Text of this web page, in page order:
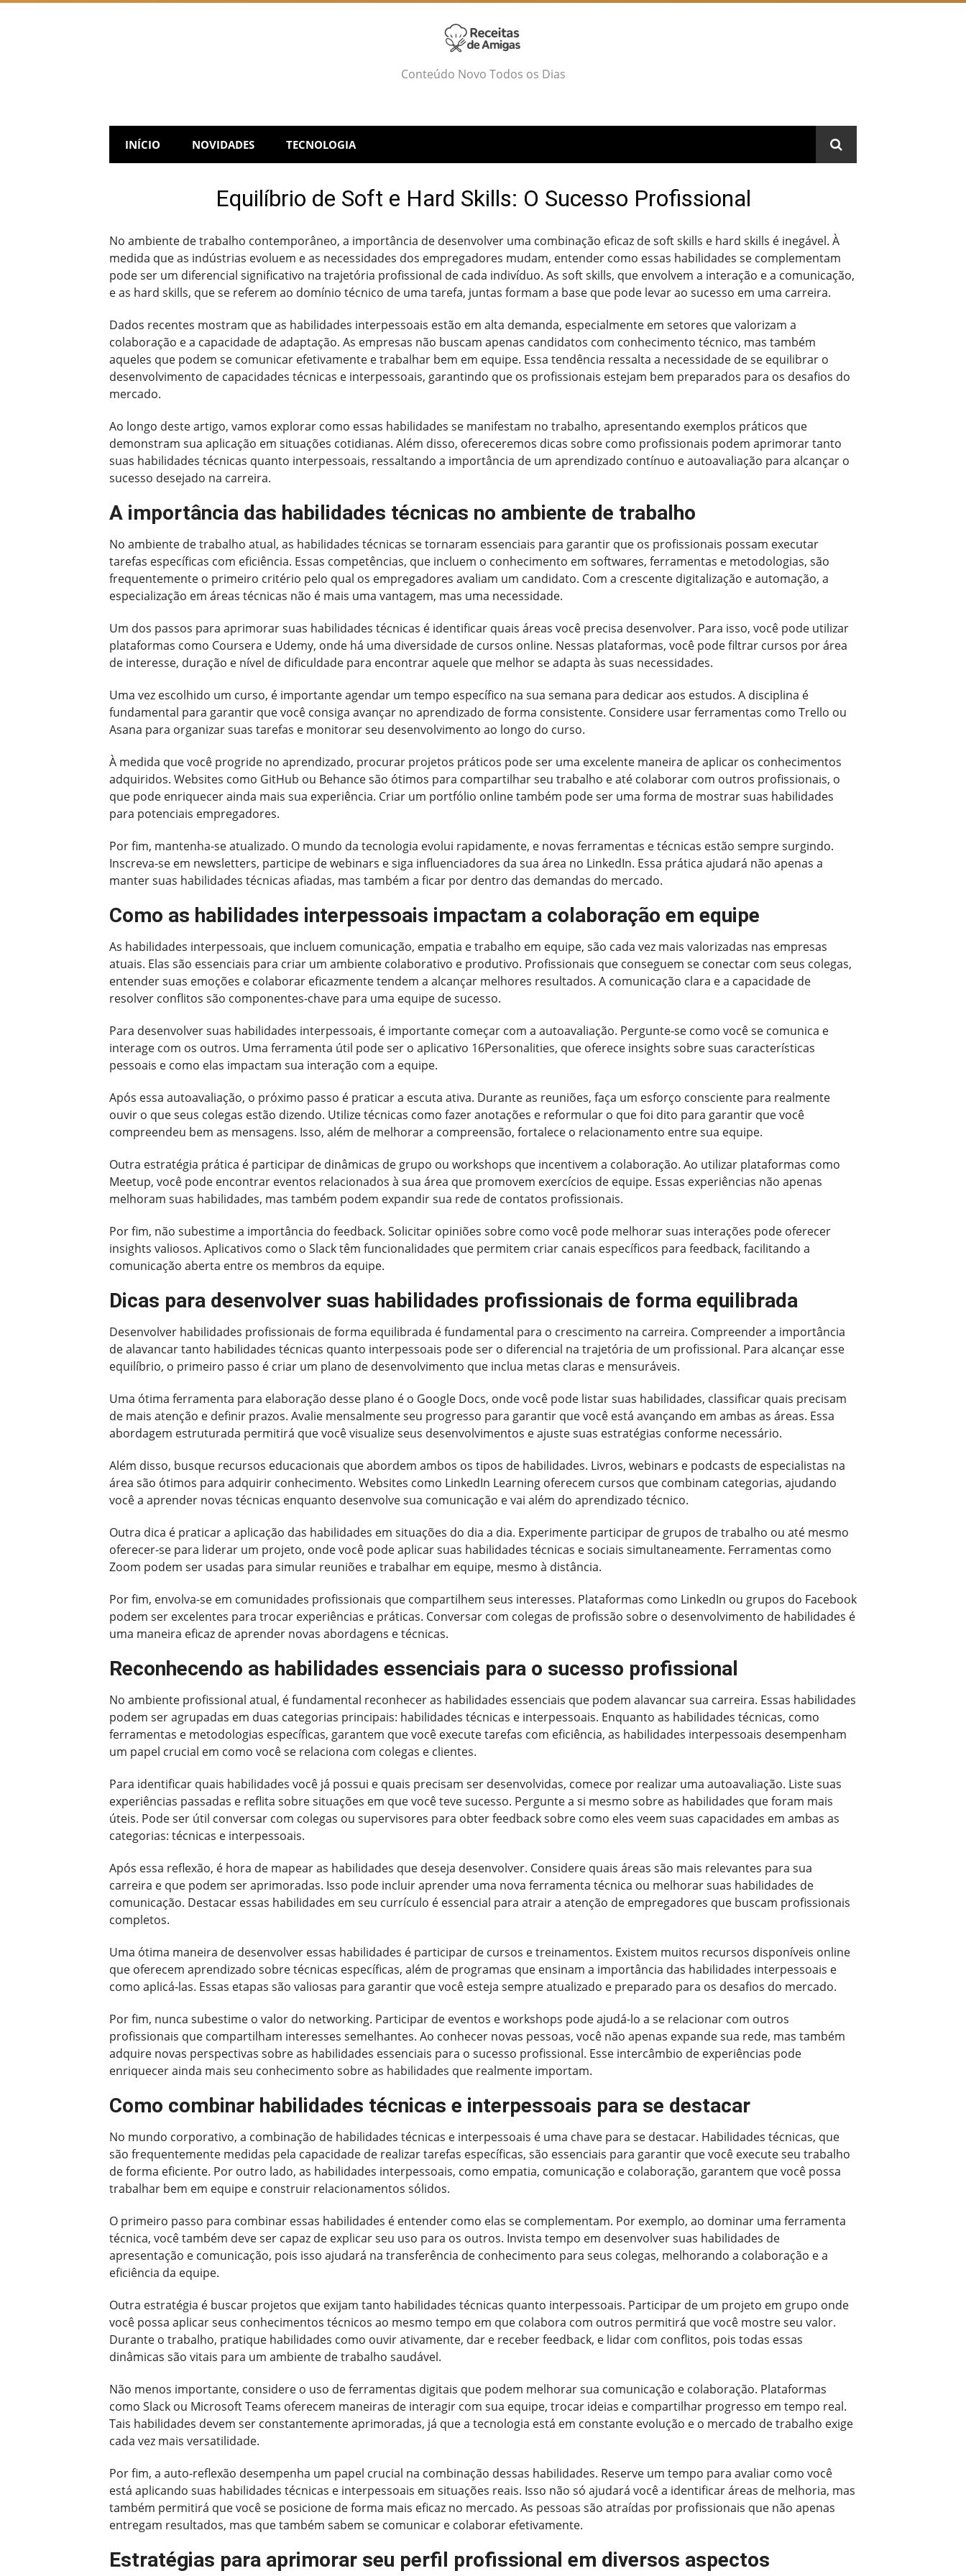
Skip
Conteúdo Novo Todos os Dias
INÍCIO NOVIDADES TECNOLOGIA
Equilíbrio de Soft e Hard Skills: O Sucesso Profissional
No ambiente de trabalho contemporâneo, a importância de desenvolver uma combinação eficaz de soft skills e hard skills é inegável. À
medida que as indústrias evoluem e as necessidades dos empregadores mudam, entender como essas habilidades se complementam
pode ser um diferencial significativo na trajetória profissional de cada indivíduo. As soft skills, que envolvem a interação e a comunicação,
e as hard skills, que se referem ao domínio técnico de uma tarefa, juntas formam a base que pode levar ao sucesso em uma carreira.
Dados recentes mostram que as habilidades interpessoais estão em alta demanda, especialmente em setores que valorizam a
colaboração e a capacidade de adaptação. As empresas não buscam apenas candidatos com conhecimento técnico, mas também
aqueles que podem se comunicar efetivamente e trabalhar bem em equipe. Essa tendência ressalta a necessidade de se equilibrar o
desenvolvimento de capacidades técnicas e interpessoais, garantindo que os profissionais estejam bem preparados para os desafios do
mercado.
Ao longo deste artigo, vamos explorar como essas habilidades se manifestam no trabalho, apresentando exemplos práticos que
demonstram sua aplicação em situações cotidianas. Além disso, ofereceremos dicas sobre como profissionais podem aprimorar tanto
suas habilidades técnicas quanto interpessoais, ressaltando a importância de um aprendizado contínuo e autoavaliação para alcançar o
sucesso desejado na carreira.
A importância das habilidades técnicas no ambiente de trabalho
No ambiente de trabalho atual, as habilidades técnicas se tornaram essenciais para garantir que os profissionais possam executar
tarefas específicas com eficiência. Essas competências, que incluem o conhecimento em softwares, ferramentas e metodologias, são
frequentemente o primeiro critério pelo qual os empregadores avaliam um candidato. Com a crescente digitalização e automação, a
especialização em áreas técnicas não é mais uma vantagem, mas uma necessidade.
Um dos passos para aprimorar suas habilidades técnicas é identificar quais áreas você precisa desenvolver. Para isso, você pode utilizar
plataformas como Coursera e Udemy, onde há uma diversidade de cursos online. Nessas plataformas, você pode filtrar cursos por área
de interesse, duração e nível de dificuldade para encontrar aquele que melhor se adapta às suas necessidades.
Uma vez escolhido um curso, é importante agendar um tempo específico na sua semana para dedicar aos estudos. A disciplina é
fundamental para garantir que você consiga avançar no aprendizado de forma consistente. Considere usar ferramentas como Trello ou
Asana para organizar suas tarefas e monitorar seu desenvolvimento ao longo do curso.
À medida que você progride no aprendizado, procurar projetos práticos pode ser uma excelente maneira de aplicar os conhecimentos
adquiridos. Websites como GitHub ou Behance são ótimos para compartilhar seu trabalho e até colaborar com outros profissionais, o
que pode enriquecer ainda mais sua experiência. Criar um portfólio online também pode ser uma forma de mostrar suas habilidades
para potenciais empregadores.
Por fim, mantenha-se atualizado. O mundo da tecnologia evolui rapidamente, e novas ferramentas e técnicas estão sempre surgindo.
Inscreva-se em newsletters, participe de webinars e siga influenciadores da sua área no LinkedIn. Essa prática ajudará não apenas a
manter suas habilidades técnicas afiadas, mas também a ficar por dentro das demandas do mercado.
Como as habilidades interpessoais impactam a colaboração em equipe
As habilidades interpessoais, que incluem comunicação, empatia e trabalho em equipe, são cada vez mais valorizadas nas empresas
atuais. Elas são essenciais para criar um ambiente colaborativo e produtivo. Profissionais que conseguem se conectar com seus colegas,
entender suas emoções e colaborar eficazmente tendem a alcançar melhores resultados. A comunicação clara e a capacidade de
resolver conflitos são componentes-chave para uma equipe de sucesso.
Para desenvolver suas habilidades interpessoais, é importante começar com a autoavaliação. Pergunte-se como você se comunica e
interage com os outros. Uma ferramenta útil pode ser o aplicativo 16Personalities, que oferece insights sobre suas características
pessoais e como elas impactam sua interação com a equipe.
Após essa autoavaliação, o próximo passo é praticar a escuta ativa. Durante as reuniões, faça um esforço consciente para realmente
ouvir o que seus colegas estão dizendo. Utilize técnicas como fazer anotações e reformular o que foi dito para garantir que você
compreendeu bem as mensagens. Isso, além de melhorar a compreensão, fortalece o relacionamento entre sua equipe.
Outra estratégia prática é participar de dinâmicas de grupo ou workshops que incentivem a colaboração. Ao utilizar plataformas como
Meetup, você pode encontrar eventos relacionados à sua área que promovem exercícios de equipe. Essas experiências não apenas
melhoram suas habilidades, mas também podem expandir sua rede de contatos profissionais.
Por fim, não subestime a importância do feedback. Solicitar opiniões sobre como você pode melhorar suas interações pode oferecer
insights valiosos. Aplicativos como o Slack têm funcionalidades que permitem criar canais específicos para feedback, facilitando a
comunicação aberta entre os membros da equipe.
Dicas para desenvolver suas habilidades profissionais de forma equilibrada
Desenvolver habilidades profissionais de forma equilibrada é fundamental para o crescimento na carreira. Compreender a importância
de alavancar tanto habilidades técnicas quanto interpessoais pode ser o diferencial na trajetória de um profissional. Para alcançar esse
equilíbrio, o primeiro passo é criar um plano de desenvolvimento que inclua metas claras e mensuráveis.
Uma ótima ferramenta para elaboração desse plano é o Google Docs, onde você pode listar suas habilidades, classificar quais precisam
de mais atenção e definir prazos. Avalie mensalmente seu progresso para garantir que você está avançando em ambas as áreas. Essa
abordagem estruturada permitirá que você visualize seus desenvolvimentos e ajuste suas estratégias conforme necessário.
Além disso, busque recursos educacionais que abordem ambos os tipos de habilidades. Livros, webinars e podcasts de especialistas na
área são ótimos para adquirir conhecimento. Websites como LinkedIn Learning oferecem cursos que combinam categorias, ajudando
você a aprender novas técnicas enquanto desenvolve sua comunicação e vai além do aprendizado técnico.
Outra dica é praticar a aplicação das habilidades em situações do dia a dia. Experimente participar de grupos de trabalho ou até mesmo
oferecer-se para liderar um projeto, onde você pode aplicar suas habilidades técnicas e sociais simultaneamente. Ferramentas como
Zoom podem ser usadas para simular reuniões e trabalhar em equipe, mesmo à distância.
Por fim, envolva-se em comunidades profissionais que compartilhem seus interesses. Plataformas como LinkedIn ou grupos do Facebook
podem ser excelentes para trocar experiências e práticas. Conversar com colegas de profissão sobre o desenvolvimento de habilidades é
uma maneira eficaz de aprender novas abordagens e técnicas.
Reconhecendo as habilidades essenciais para o sucesso profissional
No ambiente profissional atual, é fundamental reconhecer as habilidades essenciais que podem alavancar sua carreira. Essas habilidades
podem ser agrupadas em duas categorias principais: habilidades técnicas e interpessoais. Enquanto as habilidades técnicas, como
ferramentas e metodologias específicas, garantem que você execute tarefas com eficiência, as habilidades interpessoais desempenham
um papel crucial em como você se relaciona com colegas e clientes.
Para identificar quais habilidades você já possui e quais precisam ser desenvolvidas, comece por realizar uma autoavaliação. Liste suas
experiências passadas e reflita sobre situações em que você teve sucesso. Pergunte a si mesmo sobre as habilidades que foram mais
úteis. Pode ser útil conversar com colegas ou supervisores para obter feedback sobre como eles veem suas capacidades em ambas as
categorias: técnicas e interpessoais.
Após essa reflexão, é hora de mapear as habilidades que deseja desenvolver. Considere quais áreas são mais relevantes para sua
carreira e que podem ser aprimoradas. Isso pode incluir aprender uma nova ferramenta técnica ou melhorar suas habilidades de
comunicação. Destacar essas habilidades em seu currículo é essencial para atrair a atenção de empregadores que buscam profissionais
completos.
Uma ótima maneira de desenvolver essas habilidades é participar de cursos e treinamentos. Existem muitos recursos disponíveis online
que oferecem aprendizado sobre técnicas específicas, além de programas que ensinam a importância das habilidades interpessoais e
como aplicá-las. Essas etapas são valiosas para garantir que você esteja sempre atualizado e preparado para os desafios do mercado.
Por fim, nunca subestime o valor do networking. Participar de eventos e workshops pode ajudá-lo a se relacionar com outros
profissionais que compartilham interesses semelhantes. Ao conhecer novas pessoas, você não apenas expande sua rede, mas também
adquire novas perspectivas sobre as habilidades essenciais para o sucesso profissional. Esse intercâmbio de experiências pode
enriquecer ainda mais seu conhecimento sobre as habilidades que realmente importam.
Como combinar habilidades técnicas e interpessoais para se destacar
No mundo corporativo, a combinação de habilidades técnicas e interpessoais é uma chave para se destacar. Habilidades técnicas, que
são frequentemente medidas pela capacidade de realizar tarefas específicas, são essenciais para garantir que você execute seu trabalho
de forma eficiente. Por outro lado, as habilidades interpessoais, como empatia, comunicação e colaboração, garantem que você possa
trabalhar bem em equipe e construir relacionamentos sólidos.
O primeiro passo para combinar essas habilidades é entender como elas se complementam. Por exemplo, ao dominar uma ferramenta
técnica, você também deve ser capaz de explicar seu uso para os outros. Invista tempo em desenvolver suas habilidades de
apresentação e comunicação, pois isso ajudará na transferência de conhecimento para seus colegas, melhorando a colaboração e a
eficiência da equipe.
Outra estratégia é buscar projetos que exijam tanto habilidades técnicas quanto interpessoais. Participar de um projeto em grupo onde
você possa aplicar seus conhecimentos técnicos ao mesmo tempo em que colabora com outros permitirá que você mostre seu valor.
Durante o trabalho, pratique habilidades como ouvir ativamente, dar e receber feedback, e lidar com conflitos, pois todas essas
dinâmicas são vitais para um ambiente de trabalho saudável.
Não menos importante, considere o uso de ferramentas digitais que podem melhorar sua comunicação e colaboração. Plataformas
como Slack ou Microsoft Teams oferecem maneiras de interagir com sua equipe, trocar ideias e compartilhar progresso em tempo real.
Tais habilidades devem ser constantemente aprimoradas, já que a tecnologia está em constante evolução e o mercado de trabalho exige
cada vez mais versatilidade.
Por fim, a auto-reflexão desempenha um papel crucial na combinação dessas habilidades. Reserve um tempo para avaliar como você
está aplicando suas habilidades técnicas e interpessoais em situações reais. Isso não só ajudará você a identificar áreas de melhoria, mas
também permitirá que você se posicione de forma mais eficaz no mercado. As pessoas são atraídas por profissionais que não apenas
entregam resultados, mas que também sabem se comunicar e colaborar efetivamente.
Estratégias para aprimorar seu perfil profissional em diversos aspectos